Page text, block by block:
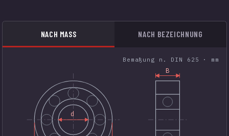
NACH MASS NACH BEZEICHNUNG
Bemaßung n. DIN 625 · mm
d
B